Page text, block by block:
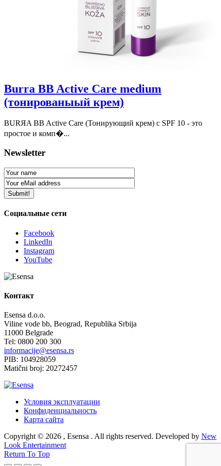
Burra BB Active Care medium
(тонированыый крем)
BURЯA BB Active Care (Тонирующий крем) с SPF 10 - это
простое и комп�...
Newsletter
Социальные сети
Facebook
LinkedIn
Instagram
YouTube
Контакт
Esensa d.o.o.
Viline vode bb, Beograd, Republika Srbija
11000 Belgrade
Tel: 0800 200 300
informacije@esensa.rs
PIB: 104928059
Matični broj: 20272457
Условия эксплуатации
Конфиденциальность
Карта сайта
Copyright © 2026 , Esensa . All rights reserved. Developed by New
Look Entertainment
Return To Top